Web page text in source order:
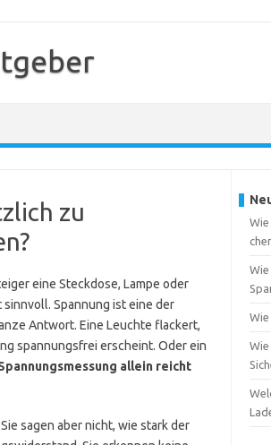
zu
eine Steckdose, Lampe oder
Spannung ist eine der
Antwort. Eine Leuchte flackert,
spannungsfrei erscheint. Oder ein
allein reicht
sagen aber nicht, wie stark der